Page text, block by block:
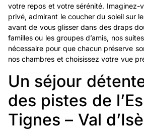
votre repos et votre sérénité. Imaginez-
privé, admirant le coucher du soleil sur
avant de vous glisser dans des draps
familles ou les groupes d’amis, nos
nécessaire pour que chacun préserve
nos chambres et choisissez votre vue
Un séjour
des pistes de
Tignes – Val